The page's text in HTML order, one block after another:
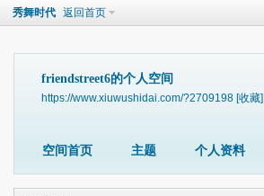
秀舞时代 返回首页
friendstreet6的个人空间
https://www.xiuwushidai.com/?2709198 [收藏]
空间首页 主题 个人资料